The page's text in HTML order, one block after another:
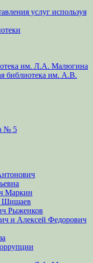
услуг используя
им. Л.А. Малюгина
библиотека им. А.В.
№ 5
Маркин
Шишаев
Рыженков
и Алексей Федорович